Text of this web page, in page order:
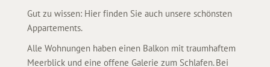
Gut zu wissen: Hier finden Sie auch unsere schönsten
Appartements.
Alle Wohnungen haben einen Balkon mit traumhaftem
Meerblick und eine offene Galerie zum Schlafen. Bei